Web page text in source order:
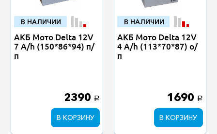
В НАЛИЧИИ
АКБ Мото Delta 12V
7 A/h (150*86*94) п/
п
2390 a
В КОРЗИНУ
В НАЛИЧИИ
АКБ Мото Delta 12V
4 A/h (113*70*87) о/
п
1690 a
В КОРЗИНУ